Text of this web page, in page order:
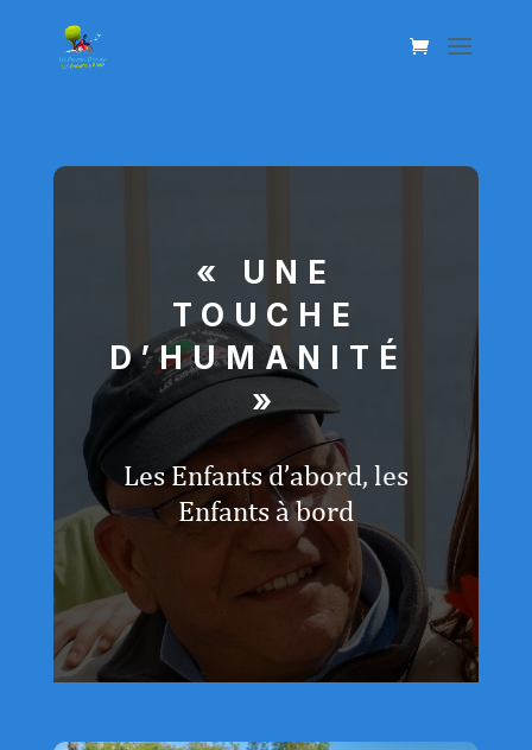
« UNE
TOUCHE
D’HUMANITÉ
»
Les Enfants d’abord, les
Enfants à bord